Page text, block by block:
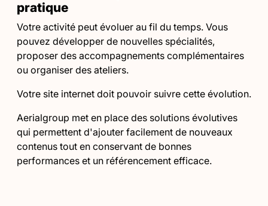
pratique
Votre activité peut évoluer au fil du temps. Vous
pouvez développer de nouvelles spécialités,
proposer des accompagnements complémentaires
ou organiser des ateliers.
Votre site internet doit pouvoir suivre cette évolution.
Aerialgroup met en place des solutions évolutives
qui permettent d'ajouter facilement de nouveaux
contenus tout en conservant de bonnes
performances et un référencement efficace.